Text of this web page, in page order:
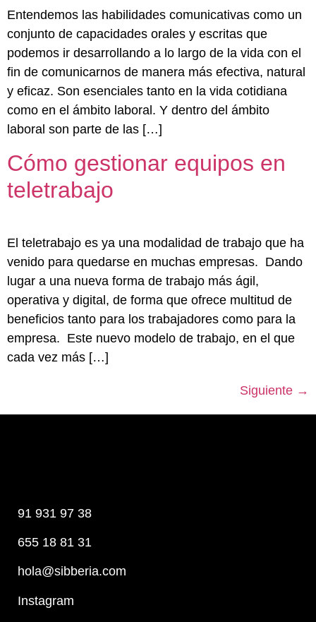
Entendemos las habilidades comunicativas como un
conjunto de capacidades orales y escritas que
podemos ir desarrollando a lo largo de la vida con el
fin de comunicarnos de manera más efectiva, natural
y eficaz. Son esenciales tanto en la vida cotidiana
como en el ámbito laboral. Y dentro del ámbito
laboral son parte de las […]
Cómo gestionar equipos en
teletrabajo
El teletrabajo es ya una modalidad de trabajo que ha
venido para quedarse en muchas empresas. Dando
lugar a una nueva forma de trabajo más ágil,
operativa y digital, de forma que ofrece multitud de
beneficios tanto para los trabajadores como para la
empresa. Este nuevo modelo de trabajo, en el que
cada vez más […]
Siguiente →
91 931 97 38
655 18 81 31
hola@sibberia.com
Instagram